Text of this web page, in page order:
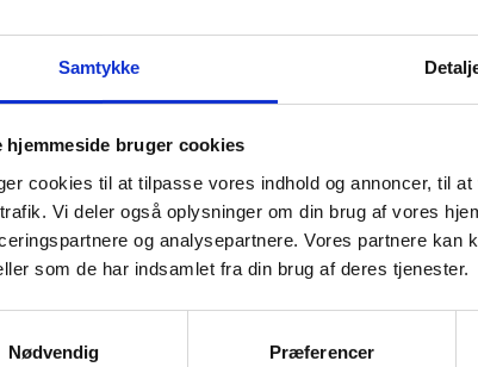
Samtykke
hjemmeside bruger cookies
cookies til at tilpasse vores indhold og annoncer, til
Vi deler også oplysninger om din brug af vores
og analysepartnere. Vores partnere
som de har indsamlet fra din brug af deres tjenester.
Nødvendig
Præferencer
tilbehør